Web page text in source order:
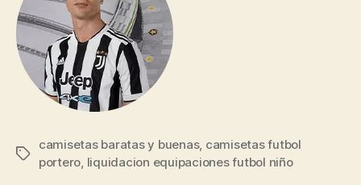
Etiquetas
camisetas baratas y buenas, camisetas futbol
portero, liquidacion equipaciones futbol niño